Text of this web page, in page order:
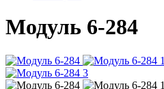
Модуль 6-284